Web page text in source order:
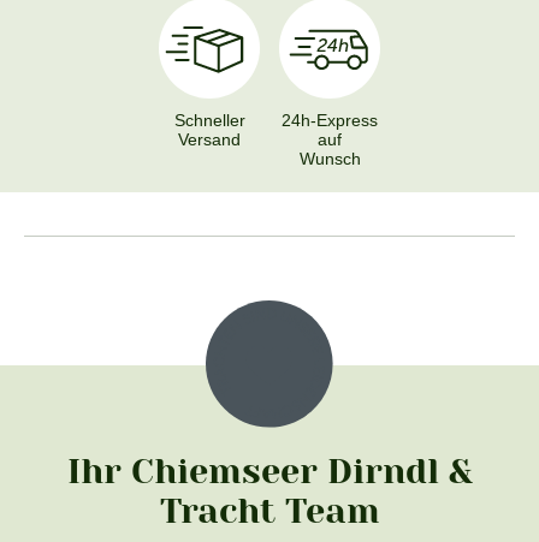
Schneller
Versand
24h-Express
auf
Wunsch
Ihr Chiemseer Dirndl &
Tracht Team